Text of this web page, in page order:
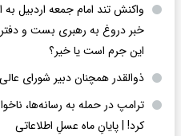
واکنش تند امام جمعه اردبیل
خبر دروغ به رهبری بست و دفتر
این جرم است یا خیر؟
ذوالقدر همچنان دبیر شورای
ترامپ در حمله‌ به رسانه‌ها،
کرد! |‌ پایانِ ماه عسلِ اطلاعاتی